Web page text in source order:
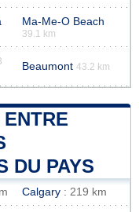
Ma-Me-O Beach
39.1 km
Beaumont 43.2 km
DU PAYS
Calgary : 219 km